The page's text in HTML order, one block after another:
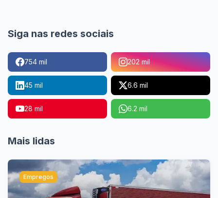
Siga nas redes sociais
754 mil 202 mil
45 mil 6.6 mil
28 mil 6.2 mil
Mais lidas
Empregos